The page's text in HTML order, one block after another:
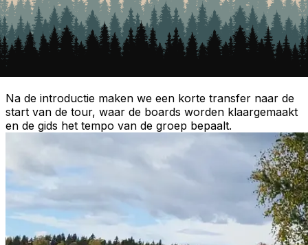
2. Transfer naar het startpunt
Na de introductie maken we een korte transfer naar de
start van de tour, waar de boards worden klaargemaakt
en de gids het tempo van de groep bepaalt.